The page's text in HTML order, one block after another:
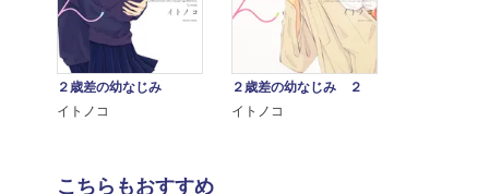
２歳差の幼なじみ
イトノコ
２歳差の幼なじみ ２
イトノコ
こちらもおすすめ